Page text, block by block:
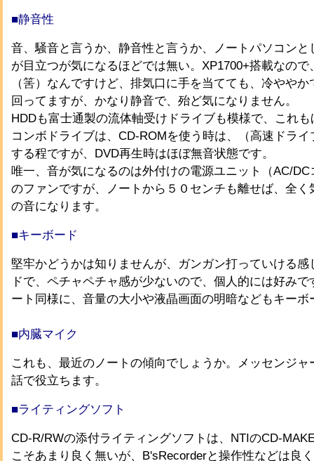
■静音性
音、騒音と言うか、静音性と言うか、ノートパソコンと
が目立つが気になるほどでは無い。XP1700+搭載なので
（筈）なんですけど、排気口に手を当てても、冷やや
回ってますが、かなり静音で、殆ど気になりません。
HDDも富士通製の流体軸受けドライブも模様で、これ
コンボドライブは、CD-ROMを使う時は、（高速ドラ
する程ですが、DVD再生時はほぼ無音状態です。
唯一、音が気になるのは外付けの電源ユニット（AC/
のファンですが、ノートから５０センチも離せば、全く
の音になります。
■キーボード
堅牢かどうかは知りませんが、ガンガン打っていける感
ドで、ペチャペチャ感が少ないので、個人的には好み
ート同様に、音量の大小や液晶画面の明暗などもキーボ
■内臓マイク
これも、最近のノートの傾向でしょうか。メッセンジャ
話で役立ちます。
■ライティングソフト
CD-R/RWの添付ライティングソフトは、NTIのCD-
こそあまり良く無いが、B'sRecorderと操作性などは良